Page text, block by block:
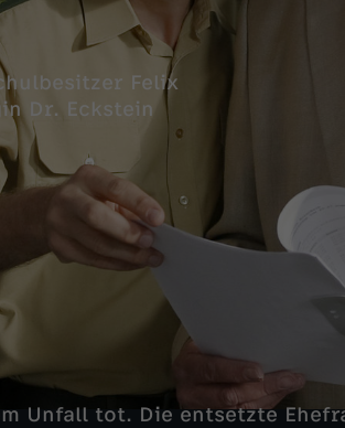
Felix
Dr. Eckstein
Unfall tot. Die entsetzte